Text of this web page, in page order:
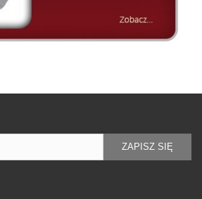
ZAPISZ SIĘ